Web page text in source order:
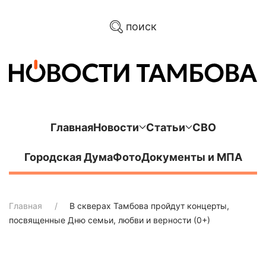
поиск
ГлавнаяНовости Статьи СВО
Городская ДумаФотоДокументы и МПА
Главная
В скверах Тамбова пройдут концерты,
посвященные Дню семьи, любви и верности (0+)